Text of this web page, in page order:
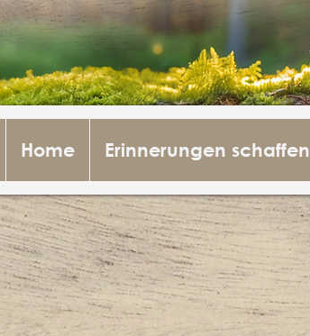
Home Erinnerungen schaffen